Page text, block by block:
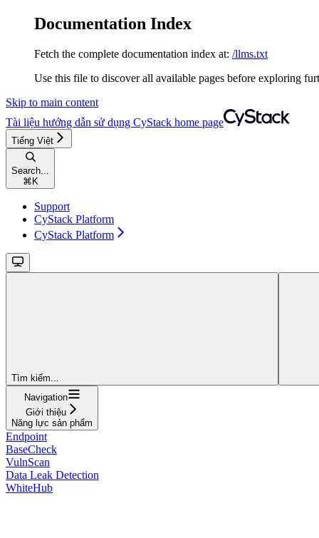
Documentation Index
Fetch the complete documentation index at: /llms.txt
Use this file to discover all available pages before exploring
Skip to main content
Tài liệu hướng dẫn sử dụng CyStack home page
Tiếng Việt
Search...
⌘ K
Support
CyStack Platform
CyStack Platform
Tìm kiếm...
Navigation
Giới thiệu
Năng lực sản phẩm
Endpoint
BaseCheck
VulnScan
Data Leak Detection
WhiteHub